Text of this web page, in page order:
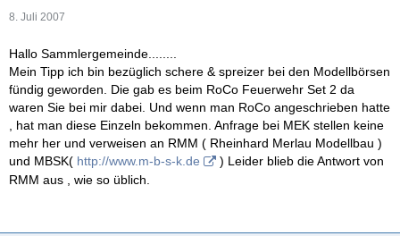
8. Juli 2007
Hallo Sammlergemeinde........
Mein Tipp ich bin bezüglich schere & spreizer bei den Modellbörsen
fündig geworden. Die gab es beim RoCo Feuerwehr Set 2 da
waren Sie bei mir dabei. Und wenn man RoCo angeschrieben hatte
, hat man diese Einzeln bekommen. Anfrage bei MEK stellen keine
mehr her und verweisen an RMM ( Rheinhard Merlau Modellbau )
und MBSK( http://www.m-b-s-k.de
) Leider blieb die Antwort von
RMM aus , wie so üblich.